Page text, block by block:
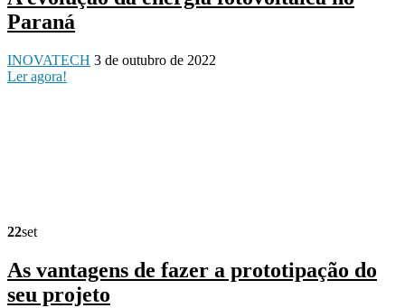
Paraná
INOVATECH 3 de outubro de 2022
Ler agora!
22set
As vantagens de fazer a prototipação do
seu projeto